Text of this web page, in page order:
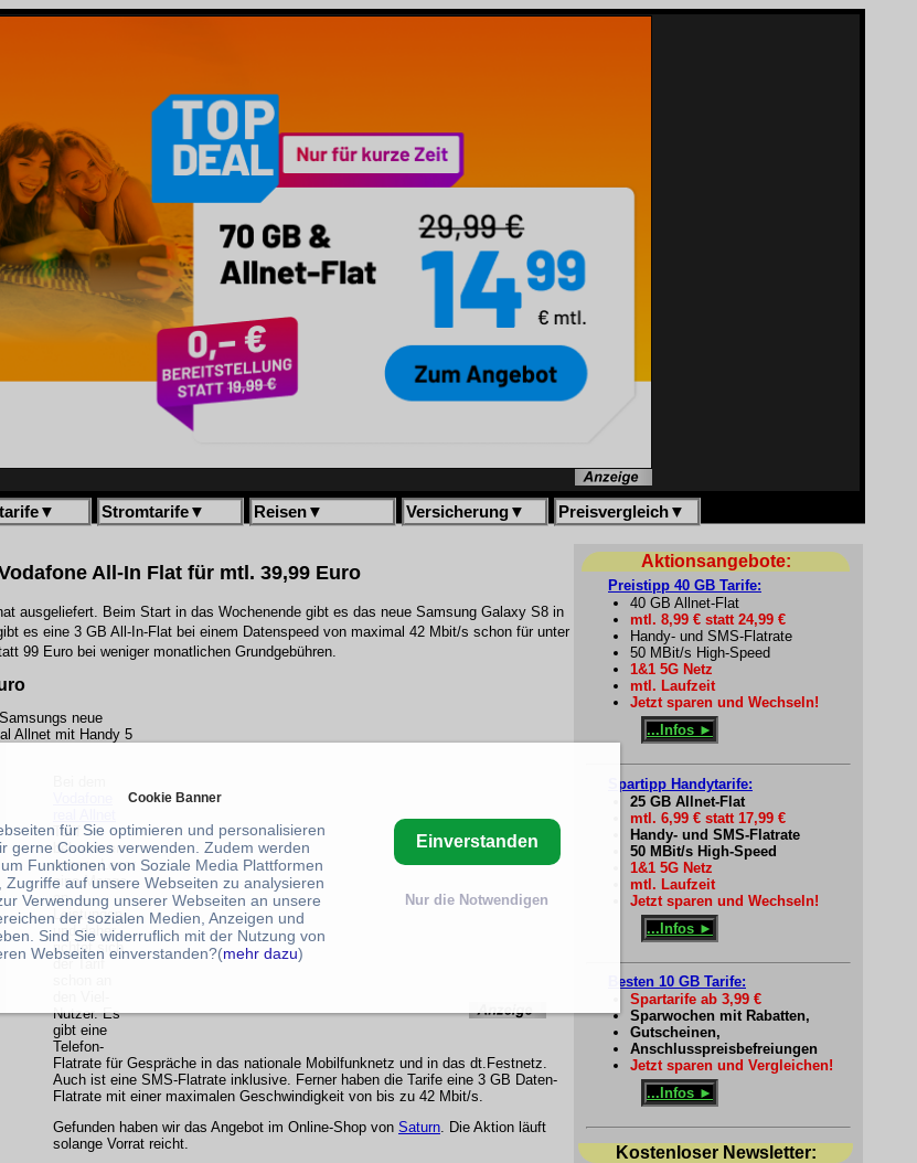
▼ Stromtarife▼ Reisen▼ Versicherung▼ Preisvergleich▼
All-In Flat für mtl. 39,99 Euro
ausgeliefert. Beim Start in das Wochenende gibt es das neue Samsung Galaxy S8 in
es eine 3 GB All-In-Flat bei einem Datenspeed von maximal 42 Mbit/s schon für unter
99 Euro bei weniger monatlichen Grundgebühren.
neue
Allnet mit Handy 5
Tarif
bekommen
unsere Leser
eine Menge
an
Leistungen
und daher
richtet sich
der Tarif
Nutzer. Es
gibt eine
Telefon-
Flatrate für Gespräche in das nationale Mobilfunknetz und in das dt.Festnetz.
Auch ist eine SMS-Flatrate inklusive. Ferner haben die Tarife eine 3 GB Daten-
Flatrate mit einer maximalen Geschwindigkeit von bis zu 42 Mbit/s.
Gefunden haben wir das Angebot im Online-Shop von Saturn. Die Aktion läuft
solange Vorrat reicht.
Aktionsangebote:
Preistipp 40 GB Tarife:
40 GB Allnet-Flat
mtl. 8,99 € statt 24,99 €
Handy- und SMS-Flatrate
50 MBit/s High-Speed
1&1 5G Netz
mtl. Laufzeit
Jetzt sparen und Wechseln!
...Infos ►
Spartipp Handytarife:
25 GB Allnet-Flat
mtl. 6,99 € statt 17,99 €
Handy- und SMS-Flatrate
50 MBit/s High-Speed
1&1 5G Netz
mtl. Laufzeit
Jetzt sparen und Wechseln!
...Infos ►
Besten 10 GB Tarife:
Spartarife ab 3,99 €
Sparwochen mit Rabatten,
Gutscheinen,
Anschlusspreisbefreiungen
Jetzt sparen und Vergleichen!
...Infos ►
Kostenloser Newsletter:
Cookie Banner
für Sie optimieren und personalisieren
gerne Cookies verwenden. Zudem werden
Funktionen von Soziale Media Plattformen
Zugriffe auf unsere Webseiten zu analysieren
Verwendung unserer Webseiten an unsere
der sozialen Medien, Anzeigen und
Sind Sie widerruflich mit der Nutzung von
Webseiten einverstanden?(mehr dazu)
Einverstanden
Nur die Notwendigen